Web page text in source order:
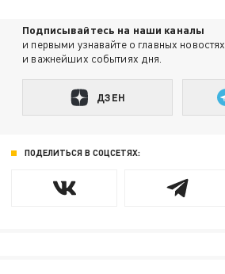
Подписывайтесь на наши каналы
и первыми узнавайте о главных новостях
и важнейших событиях дня.
ДЗЕН
ПОДЕЛИТЬСЯ В СОЦСЕТЯХ: